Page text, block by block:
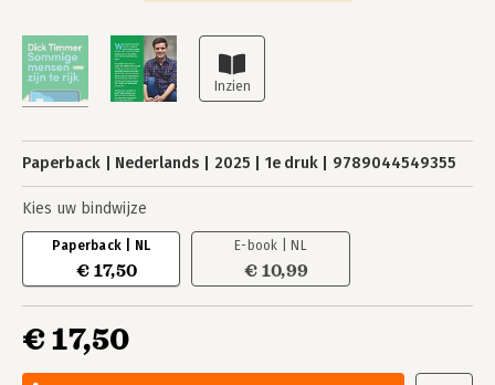
Paperback Nederlands 2025 1e druk 9789044549355
Kies uw bindwijze
Paperback | NL
€ 17,50
E-book | NL
€ 10,99
€ 17,50